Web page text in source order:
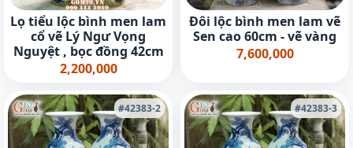
Lọ tiểu lộc bình men lam
cổ vẽ Lý Ngư Vọng
Nguyệt , bọc đồng 42cm
2,200,000
Đôi lộc bình men lam vẽ
Sen cao 60cm - vẽ vàng
7,600,000
#42383-2 #42383-3